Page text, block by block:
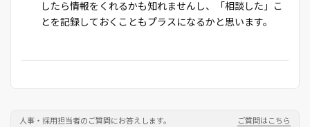
したら情報をくれるかも知れませんし、「相談した」こ
とを記録しておくこともプラスになるかと思います。
人事・採用担当者のご質問にお答えします。 ご質問はこちら